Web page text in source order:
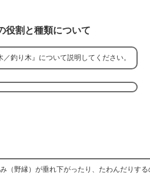
役割と種類について
釣り木』について説明してください。
（野縁）が垂れ下がったり、たわんだりす